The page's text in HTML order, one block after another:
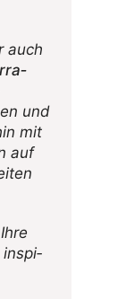
auch
und
mit
auf
inspi­